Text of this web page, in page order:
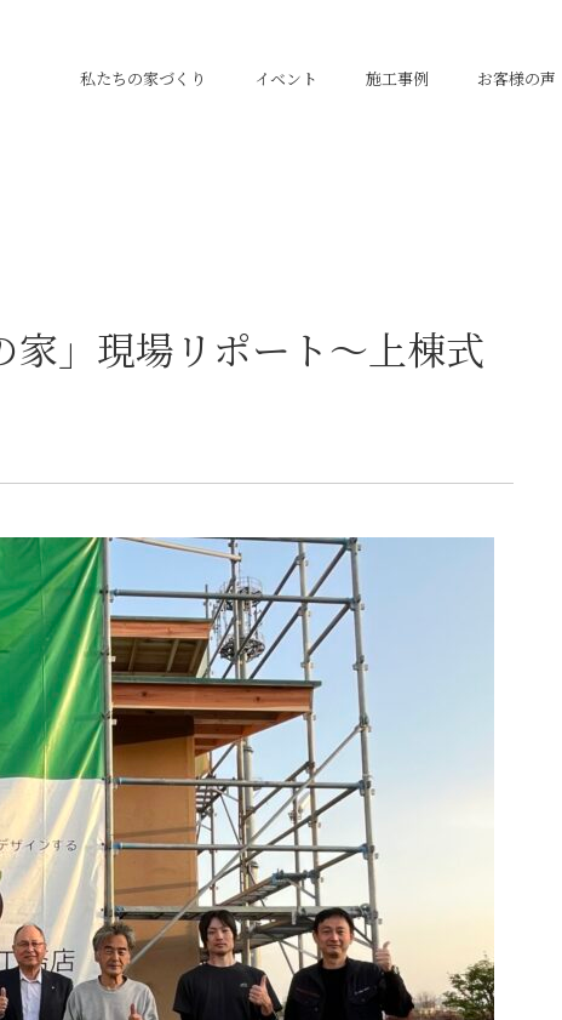
私たちの家づくり イベント 施工事例 お客様の声
家」現場リポート～上棟式